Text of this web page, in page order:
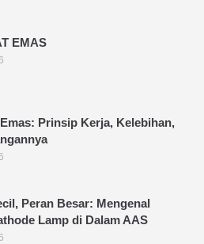
EMAS
Prinsip Kerja, Kelebihan,
Peran Besar: Mengenal
Lamp di Dalam AAS